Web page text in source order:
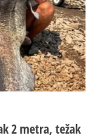
2 metra, težak